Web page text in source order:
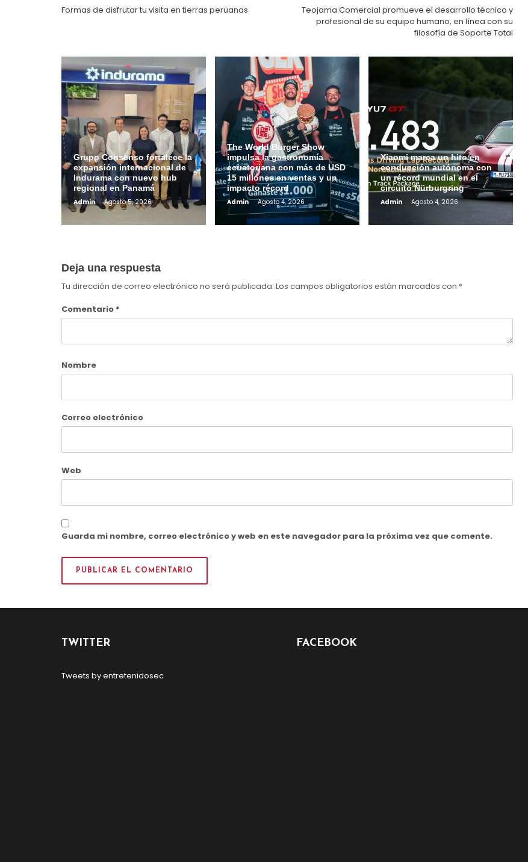
entradas
Formas de disfrutar tu visita en tierras peruanas
Teojama Comercial promueve el desarrollo técnico y
profesional de su equipo humano, en línea con su
filosofía de Soporte Total
Grupo Consenso fortalece la
expansión internacional de
Indurama con nuevo hub
regional en Panamá
Admin Agosto 5, 2026
The World Burger Show
impulsa la gastronomía
ecuatoriana con más de USD
15 millones en ventas y un
impacto récord
Admin Agosto 4, 2026
Xiaomi marca un hito en
conducción autónoma con
un récord mundial en el
circuito Nürburgring
Admin Agosto 4, 2026
Deja una respuesta
Tu dirección de correo electrónico no será publicada. Los campos obligatorios están marcados con *
Comentario *
Nombre
Correo electrónico
Web
Guarda mi nombre, correo electrónico y web en este navegador para la próxima vez que comente.
TWITTER
Tweets by entretenidosec
FACEBOOK